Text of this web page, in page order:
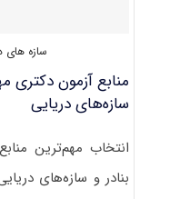
سازه های
منابع آزمون دکتری
سازه‌های دریایی
انتخاب مهم‌ترین
بنادر و سازه‌های